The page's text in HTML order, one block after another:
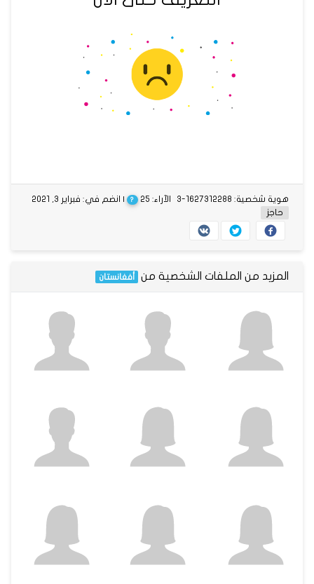
الآراء: 25 ? | انضم في: فبراير 3, 2021
هوية شخصية: 1627312288-3
حاجز
المزيد من الملفات الشخصية من أفغانستان